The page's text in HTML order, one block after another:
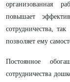
организованная
повышает
сотрудничества,
позволяет ему
Постоянное
сотрудничества